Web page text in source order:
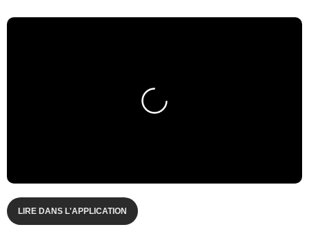
LIRE DANS L'APPLICATION